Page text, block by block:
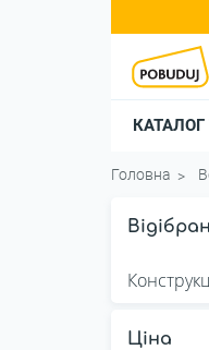
КАТАЛОГ
Головна
Ціна